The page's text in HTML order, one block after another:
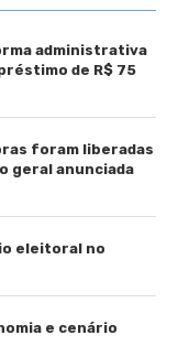
administrativa
de R$ 75
foram liberadas
geral anunciada
eleitoral no
e cenário